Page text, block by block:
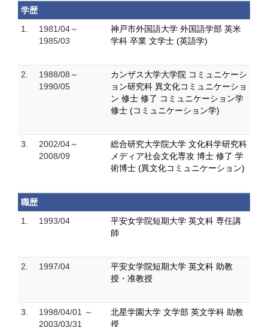
学歴
1.
1981/04～
1985/03
神戸市外国語大学 外国語学部 英米
学科 卒業 文学士 (英語学)
2.
1988/08～
1990/05
カンザス大学大学院 コミュニケーシ
ョン研究科 異文化コミュニケーショ
ン 修士 修了 コミュニケーション学
修士 (コミュニケーション学)
3.
2002/04～
2008/09
総合研究大学院大学 文化科学研究科
メディア社会文化専攻 博士 修了 学
術博士 (異文化コミュニケーション)
職歴
1.
1993/04
平安女学院短期大学 英文科 専任講
師
2. 1997/04
平安女学院短期大学 英文科 助教
授・准教授
3.
1998/04/01 ～
2003/03/31
北星学園大学 文学部 英文学科 助教
授